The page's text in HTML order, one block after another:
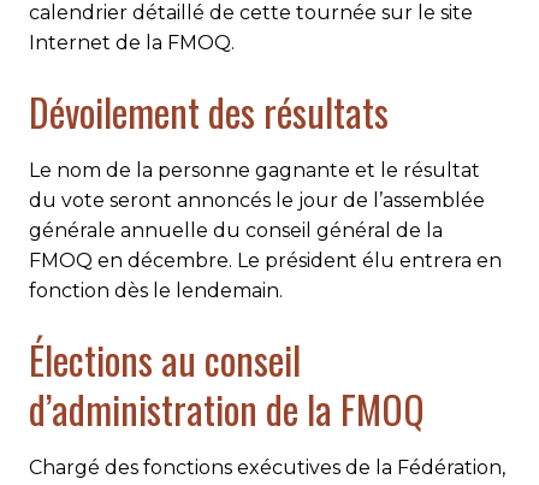
calendrier détaillé de cette tournée sur le site
Internet de la FMOQ.
Dévoilement des résultats
Le nom de la personne gagnante et le résultat
du vote seront annoncés le jour de l’assemblée
générale annuelle du conseil général de la
FMOQ en décembre. Le président élu entrera en
fonction dès le lendemain.
Élections au conseil
d’administration de la FMOQ
Chargé des fonctions exécutives de la Fédération,